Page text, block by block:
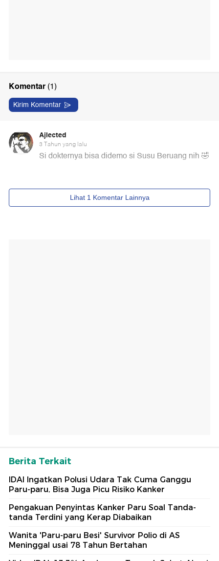
Berita Terkait
IDAI Ingatkan Polusi Udara Tak Cuma Ganggu
Paru-paru, Bisa Juga Picu Risiko Kanker
Pengakuan Penyintas Kanker Paru Soal Tanda-
tanda Terdini yang Kerap Diabaikan
Wanita 'Paru-paru Besi' Survivor Polio di AS
Meninggal usai 78 Tahun Bertahan